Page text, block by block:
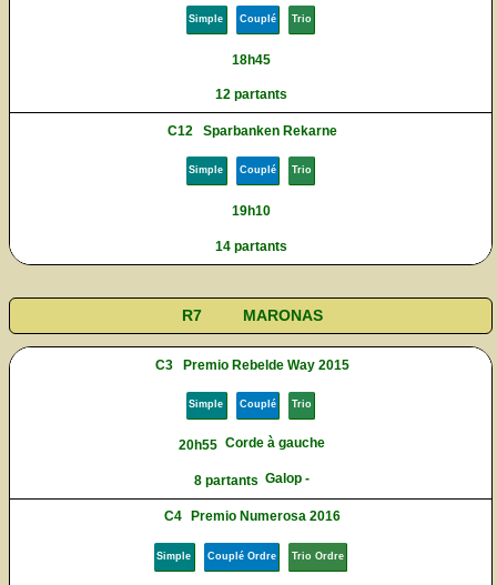
Simple Couplé Trio
18h45
12 partants
C12 Sparbanken Rekarne
Simple Couplé Trio
19h10
14 partants
R7 MARONAS
C3 Premio Rebelde Way 2015
Simple Couplé Trio
20h55 Corde à gauche
8 partants Galop -
C4 Premio Numerosa 2016
Simple Couplé Ordre Trio Ordre